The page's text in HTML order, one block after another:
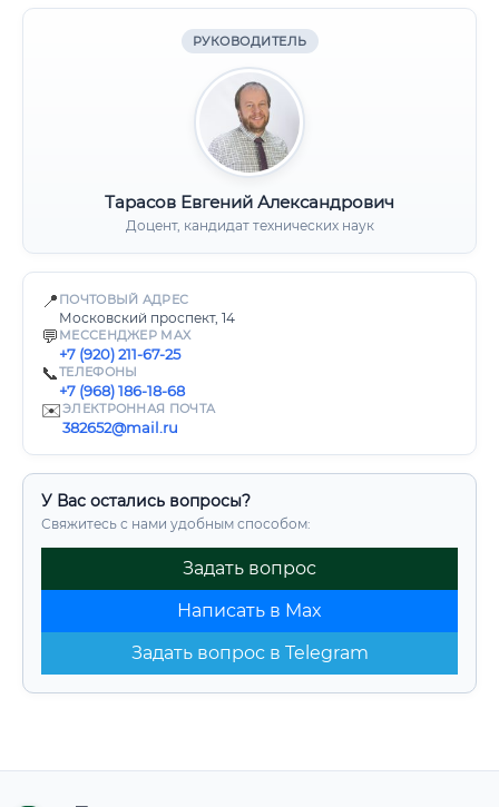
РУКОВОДИТЕЛЬ
Тарасов Евгений Александрович
Доцент, кандидат технических наук
📍 ПОЧТОВЫЙ АДРЕС
Московский проспект, 14
💬 МЕССЕНДЖЕР MAX
+7 (920) 211-67-25
📞ТЕЛЕФОНЫ
+7 (968) 186-18-68
✉️ЭЛЕКТРОННАЯ ПОЧТА
382652@mail.ru
У Вас остались вопросы?
Свяжитесь с нами удобным способом:
Задать вопрос
Написать в Max
Задать вопрос в Telegram